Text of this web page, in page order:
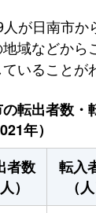
が日南市か
域などから
いることが
転出者数・
年）
者数
）
転入
（人